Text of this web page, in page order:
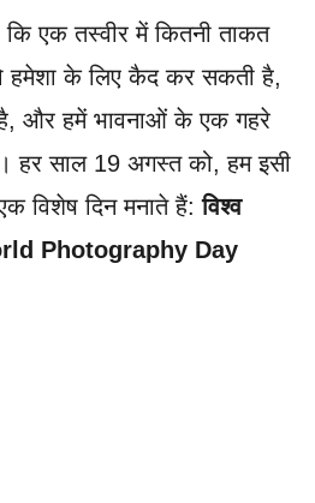
एक तस्वीर में कितनी ताकत
हमेशा के लिए कैद कर सकती है,
और हमें भावनाओं के एक गहरे
हर साल 19 अगस्त को, हम इसी
विशेष दिन मनाते हैं:विश्व
Photography Day